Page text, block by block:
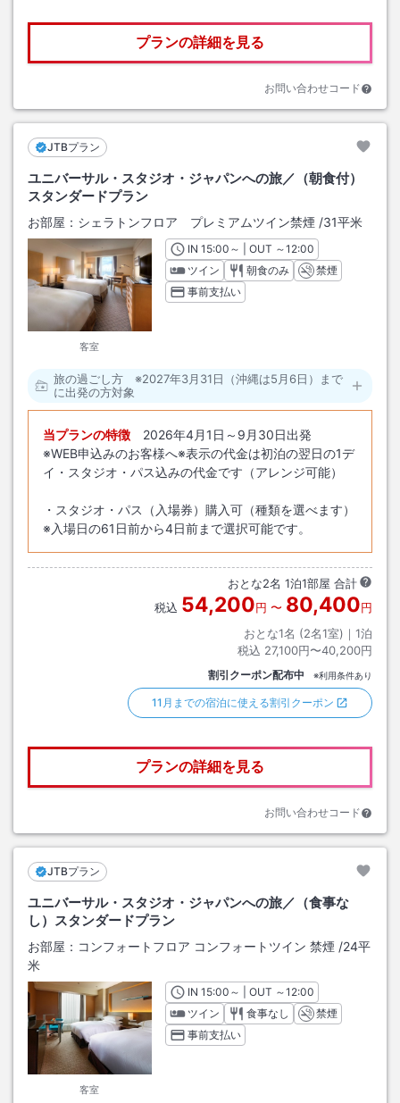
プランの詳細を見る
お問い合わせコード
JTBプラン
ユニバーサル・スタジオ・ジャパンへの旅／（朝食付）
スタンダードプラン
お部屋： シェラトンフロア プレミアムツイン禁煙 /31平米
客室
INチェックイン
15:00 ～ | OUT チェックアウト
～12:00
ツイン
朝食のみ
禁煙
事前支払い
旅の過ごし方 ※2027年3月31日（沖縄は5月6日）まで
に出発の方対象
当プランの特徴 2026年4月1日～9月30日出発
※WEB申込みのお客様へ※表示の代金は初泊の翌日の1デ
イ・スタジオ・パス込みの代金です（アレンジ可能）
・スタジオ・パス（入場券）購入可（種類を選べます）
※入場日の61日前から4日前まで選択可能です。
おとな2名 1泊1部屋 合計
税込 54,200円 〜 80,400円
おとな1名 (2名1室)｜ 1泊
税込 27,100円〜40,200円
割引クーポン配布中 ※利用条件あり
11月までの宿泊に使える割引クーポン
プランの詳細を見る
お問い合わせコード
JTBプラン
ユニバーサル・スタジオ・ジャパンへの旅／（食事な
し）スタンダードプラン
お部屋： コンフォートフロア コンフォートツイン 禁煙 /24平
米
客室
INチェックイン
15:00 ～ | OUT チェックアウト
～12:00
ツイン
食事なし
禁煙
事前支払い